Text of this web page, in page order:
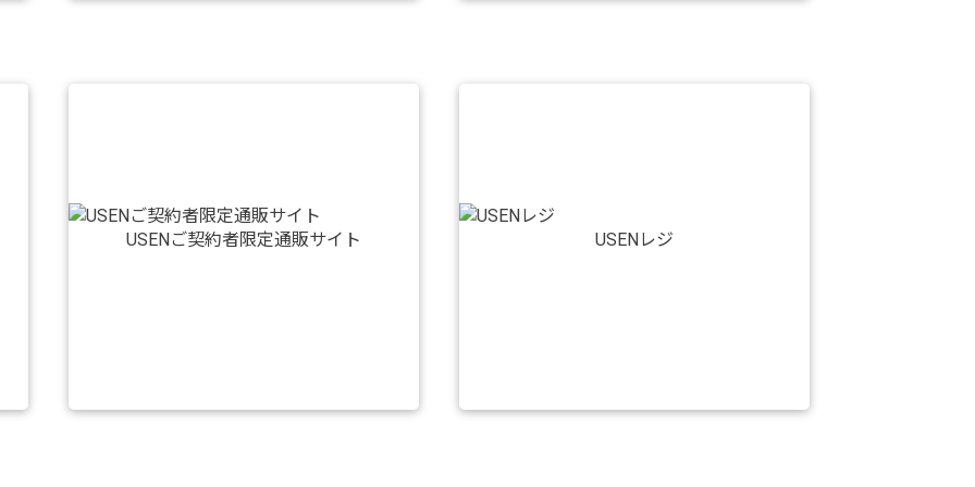
USENご契約者限定通販サイト USENレジ